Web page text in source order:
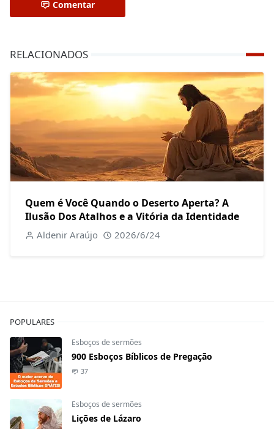
Comentar
RELACIONADOS
Quem é Você Quando o Deserto Aperta? A
Ilusão Dos Atalhos e a Vitória da Identidade
Aldenir Araújo 2026/6/24
POPULARES
Esboços de sermões
900 Esboços Bíblicos de Pregação
37
Esboços de sermões
Lições de Lázaro